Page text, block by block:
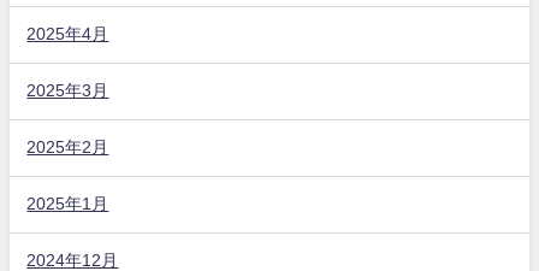
2025年4月
2025年3月
2025年2月
2025年1月
2024年12月